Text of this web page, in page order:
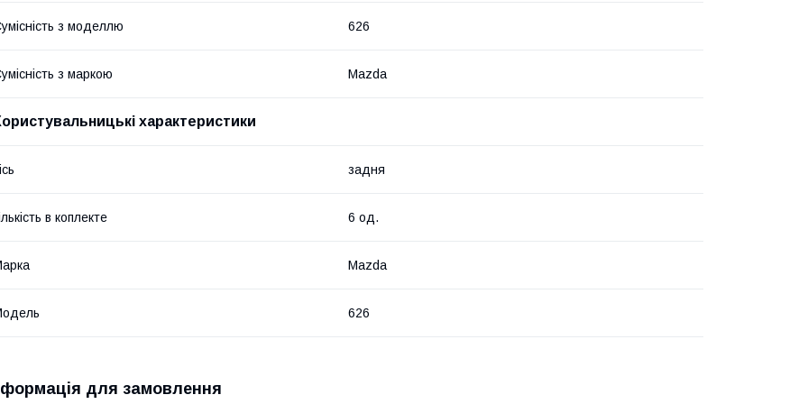
з моделлю 626
з маркою Mazda
характеристики
задня
в коплекте 6 од.
Mazda
626
для замовлення